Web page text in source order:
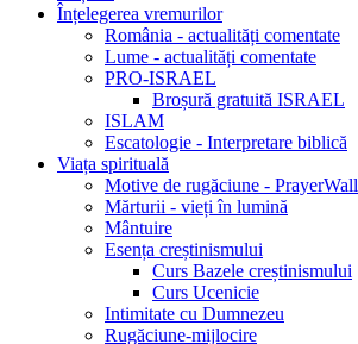
Înțelegerea vremurilor
România - actualități comentate
Lume - actualități comentate
PRO-ISRAEL
Broșură gratuită ISRAEL
ISLAM
Escatologie - Interpretare biblică
Viața spirituală
Motive de rugăciune - PrayerWall
Mărturii - vieți în lumină
Mântuire
Esența creștinismului
Curs Bazele creștinismului
Curs Ucenicie
Intimitate cu Dumnezeu
Rugăciune-mijlocire